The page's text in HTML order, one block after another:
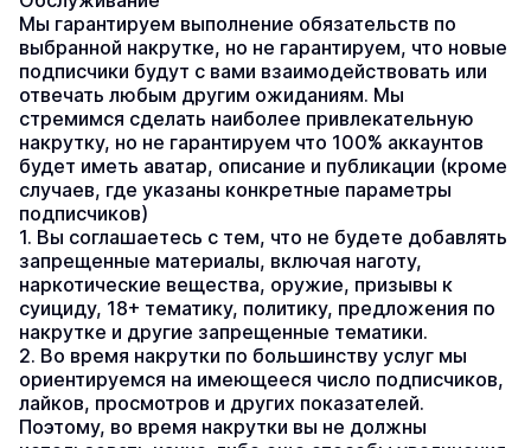
Мы гарантируем выполнение обязательств по
выбранной накрутке, но не гарантируем, что новые
подписчики будут с вами взаимодействовать или
отвечать любым другим ожиданиям. Мы
стремимся сделать наиболее привлекательную
накрутку, но не гарантируем что 100% аккаунтов
будет иметь аватар, описание и публикации (кроме
случаев, где указаны конкретные параметры
подписчиков)
1. Вы соглашаетесь с тем, что не будете добавлять
запрещенные материалы, включая наготу,
наркотические вещества, оружие, призывы к
суициду, 18+ тематику, политику, предложения по
накрутке и другие запрещенные тематики.
2. Во время накрутки по большинству услуг мы
ориентируемся на имеющееся число подписчиков,
лайков, просмотров и других показателей.
Поэтому, во время накрутки вы не должны